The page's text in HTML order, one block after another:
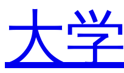
大学